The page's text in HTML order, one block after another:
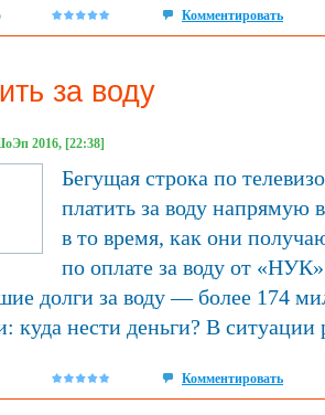
Комментировать
за воду
2016, [22:38]
Бегущая строка по
платить за воду
в то время, как они
по оплате за воду от
долги за воду — более 174
куда нести деньги? В ситуации
Комментировать